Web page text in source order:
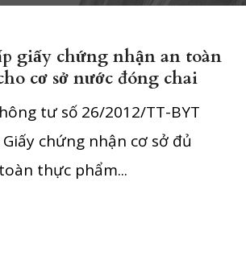
giấy chứng nhận an toàn
cơ sở nước đóng chai
tư số 26/2012/TT-BYT
chứng nhận cơ sở đủ
thực phẩm...